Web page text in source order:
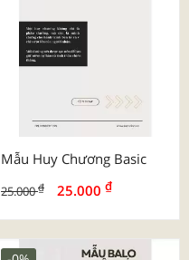
Mẫu Huy Chương Basic
25.000₫ 25.000 ₫